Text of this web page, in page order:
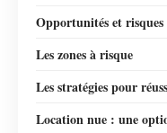
Opportunités et risques
Les zones à risque
Les stratégies pour
Location nue : une